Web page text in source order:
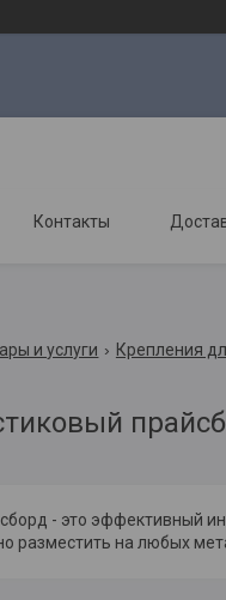
Контакты
и услуги Крепления
- это эффективный
разместить на любых